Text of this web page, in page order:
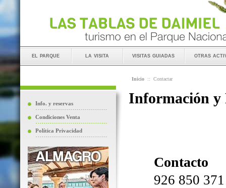
el parque la visita visitas guiadas otras
Info. y reservas
Condiciones Venta
Política Privacidad
Inicio :: Contactar
Información y
Contacto
926 850 371